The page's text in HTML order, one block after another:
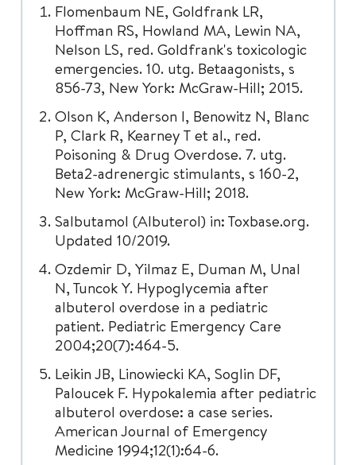
Flomenbaum NE, Goldfrank LR,
Hoffman RS, Howland MA, Lewin NA,
Nelson LS, red. Goldfrank's toxicologic
emergencies. 10. utg. Betaagonists, s
856-73, New York: McGraw-Hill; 2015.
Olson K, Anderson I, Benowitz N, Blanc
P, Clark R, Kearney T et al., red.
Poisoning & Drug Overdose. 7. utg.
Beta2-adrenergic stimulants, s 160-2,
New York: McGraw-Hill; 2018.
Salbutamol (Albuterol) in: Toxbase.org.
Updated 10/2019.
Ozdemir D, Yilmaz E, Duman M, Unal
N, Tuncok Y. Hypoglycemia after
albuterol overdose in a pediatric
patient. Pediatric Emergency Care
2004;20(7):464-5.
Leikin JB, Linowiecki KA, Soglin DF,
Paloucek F. Hypokalemia after pediatric
albuterol overdose: a case series.
American Journal of Emergency
Medicine 1994;12(1):64-6.